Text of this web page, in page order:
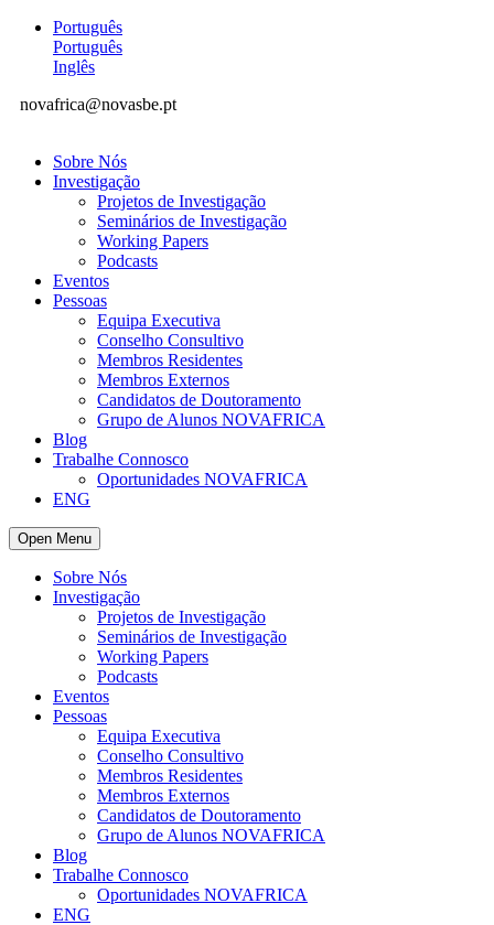
Português
Português
Inglês
novafrica@novasbe.pt
Sobre Nós
Investigação
Projetos de Investigação
Seminários de Investigação
Working Papers
Podcasts
Eventos
Pessoas
Equipa Executiva
Conselho Consultivo
Membros Residentes
Membros Externos
Candidatos de Doutoramento
Grupo de Alunos NOVAFRICA
Blog
Trabalhe Connosco
Oportunidades NOVAFRICA
ENG
Open Menu
Sobre Nós
Investigação
Projetos de Investigação
Seminários de Investigação
Working Papers
Podcasts
Eventos
Pessoas
Equipa Executiva
Conselho Consultivo
Membros Residentes
Membros Externos
Candidatos de Doutoramento
Grupo de Alunos NOVAFRICA
Blog
Trabalhe Connosco
Oportunidades NOVAFRICA
ENG